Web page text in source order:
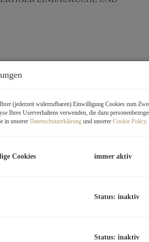
(jederzeit widerrufbaren) Einwilligung Cookies zum
Ihres Userverhaltens verwenden, die dazu
in unserer Datenschutzerklärung und unserer Cookie Policy.
Cookies immer aktiv
Status: inaktiv
Status: inaktiv